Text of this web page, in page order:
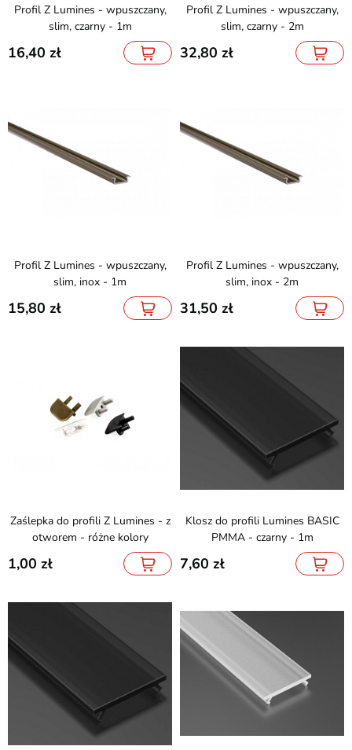
Profil Z Lumines - wpuszczany,
slim, czarny - 1m
16,40
Profil Z Lumines - wpuszczany,
slim, czarny - 2m
32,80
Profil Z Lumines - wpuszczany,
slim, inox - 1m
15,80
Profil Z Lumines - wpuszczany,
slim, inox - 2m
31,50
Zaślepka do profili Z Lumines - z
otworem - różne kolory
1,00
Klosz do profili Lumines BASIC
PMMA - czarny - 1m
7,60